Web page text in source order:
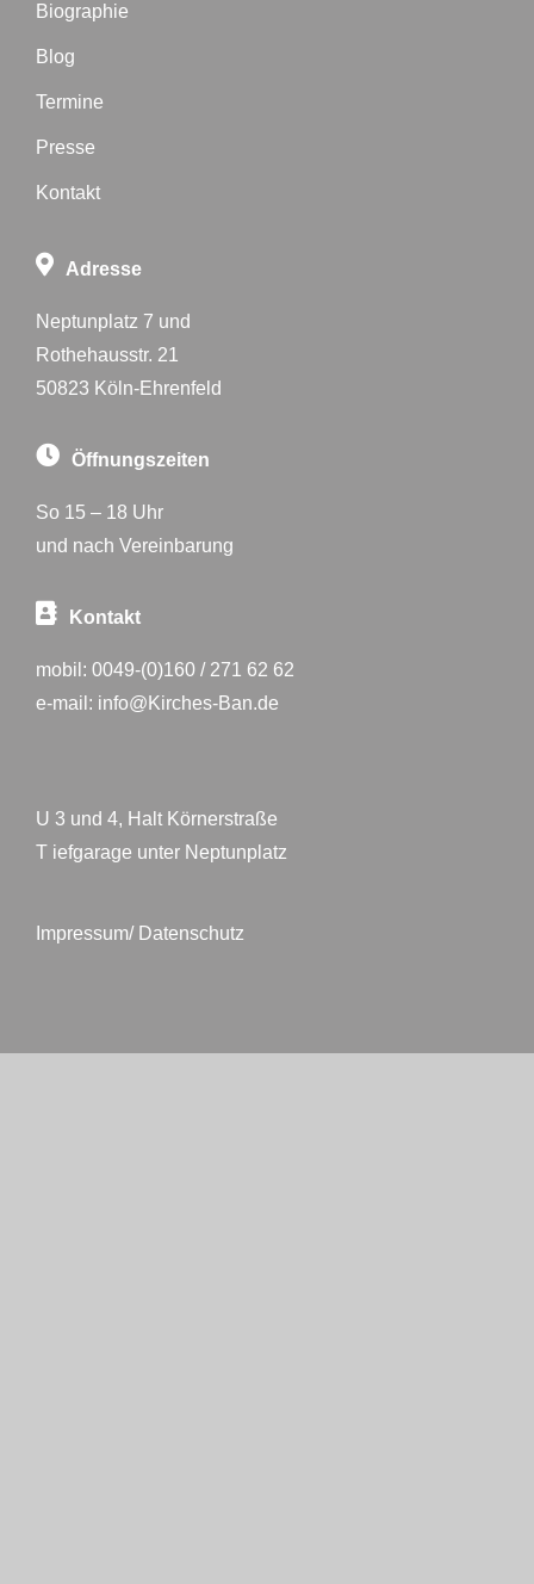
Biographie
Blog
Termine
Presse
Kontakt
Adresse
Neptunplatz 7 und
Rothehausstr. 21
50823 Köln-Ehrenfeld
Öffnungszeiten
So 15 – 18 Uhr
und nach Vereinbarung
Kontakt
mobil: 0049-(0)160 / 271 62 62
e-mail: info@Kirches-Ban.de
U 3 und 4, Halt Körnerstraße
T iefgarage unter Neptunplatz
Impressum/ Datenschutz